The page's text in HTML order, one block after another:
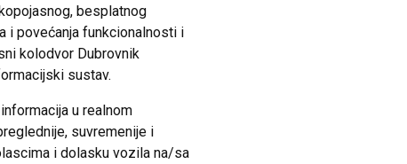
besplatnog
i povećanja funkcionalnosti i
kolodvor Dubrovnik
sustav.
u realnom
suvremenije i
i dolasku vozila na/sa